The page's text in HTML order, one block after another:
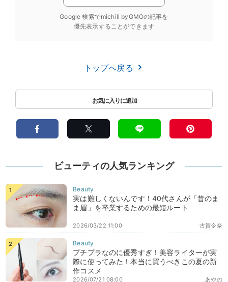
Google 検索でmichill byGMOの記事を
優先表示することができます
トップへ戻る
ビューティの人気ランキング
実は難しくないんです！40代さんが「昔のま
ま眉」を卒業するための最短ルート
古賀令奈
2026/03/22 11:00
プチプラなのに優秀すぎ！美容ライターが実
際に使ってみた！本当に買うべきこの夏の新
作コスメ
あやの
2026/07/21 08:00